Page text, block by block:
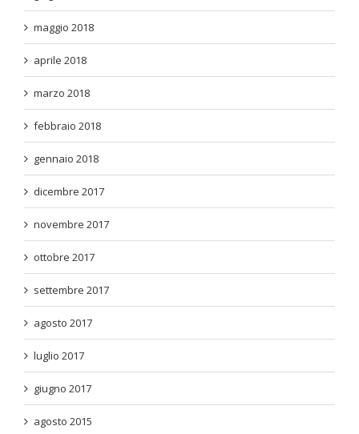
maggio 2018
aprile 2018
marzo 2018
febbraio 2018
gennaio 2018
dicembre 2017
novembre 2017
ottobre 2017
settembre 2017
agosto 2017
luglio 2017
giugno 2017
agosto 2015